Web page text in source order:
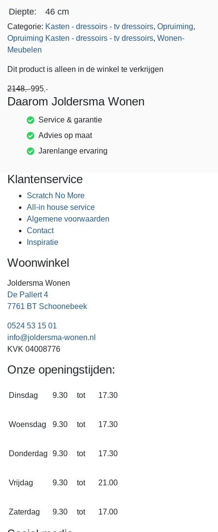
Diepte:
46 cm
Categorie: Kasten - dressoirs - tv dressoirs, Opruiming,
Opruiming Kasten - dressoirs - tv dressoirs, Wonen-
Meubelen
Dit product is alleen in de winkel te verkrijgen
2148,- 995,-
Daarom Joldersma Wonen
Service & garantie
Advies op maat
Jarenlange ervaring
Klantenservice
Scratch No More
All-in house service
Algemene voorwaarden
Contact
Inspiratie
Woonwinkel
Joldersma Wonen
De Pallert 4
7761 BT Schoonebeek
0524 53 15 01
info@joldersma-wonen.nl
KVK 04008776
Onze openingstijden:
Dinsdag 9.30 tot 17.30
Woensdag 9.30 tot 17.30
Donderdag 9.30 tot 17.30
Vrijdag 9.30 tot 21.00
Zaterdag 9.30 tot 17.00